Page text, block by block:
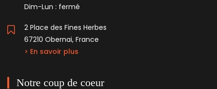
Dim-Lun : fermé
2 Place des Fines Herbes
67210 Obernai, France
> En savoir plus
Notre coup de coeur